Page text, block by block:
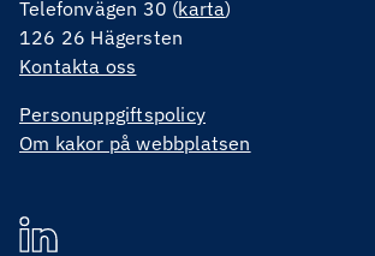
Telefonvägen 30 (karta)
126 26 Hägersten
Kontakta oss
Personuppgiftspolicy
Om kakor på webbplatsen